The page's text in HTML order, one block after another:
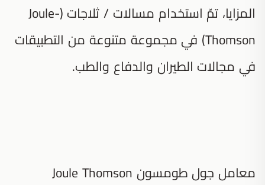
المزايا، تمّ استخدام مسالات / ثلاجات (Joule-
Thomson) في مجموعة متنوعة من التطبيقات
في مجالات الطيران والدفاع والطب.
معامل جول طومسون Joule Thomson